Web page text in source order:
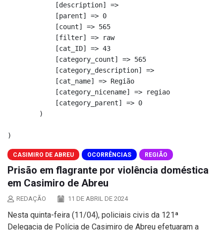
            [description] =>
            [parent] => 0
            [count] => 565
            [filter] => raw
            [cat_ID] => 43
            [category_count] => 565
            [category_description] =>
            [cat_name] => Região
            [category_nicename] => regiao
            [category_parent] => 0
        )
CASIMIRO DE ABREU OCORRÊNCIAS REGIÃO
Prisão em flagrante por violência doméstica
em Casimiro de Abreu
REDAÇÃO 11 DE ABRIL DE 2024
Nesta quinta-feira (11/04), policiais civis da 121ª
Delegacia de Polícia de Casimiro de Abreu efetuaram a